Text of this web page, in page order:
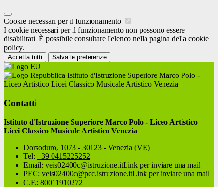
Cookie necessari per il funzionamento
I cookie necessari per il funzionamento non possono essere
disabilitati. È possibile consultare l'elenco nella pagina della cookie
policy.
Accetta tutti Salva le preferenze
Istituto d'Istruzione Superiore Marco Polo -
Liceo Artistico Licei Classico Musicale Artistico Venezia
Contatti
Istituto d'Istruzione Superiore Marco Polo - Liceo Artistico
Licei Classico Musicale Artistico Venezia
Dorsoduro, 1073 - 30123 - Venezia (VE)
Tel: +39 0415225252
Email: veis02400c@istruzione.itLink per inviare una mail
PEC: veis02400c@pec.istruzione.itLink per inviare una mail
C.F.: 80011910272